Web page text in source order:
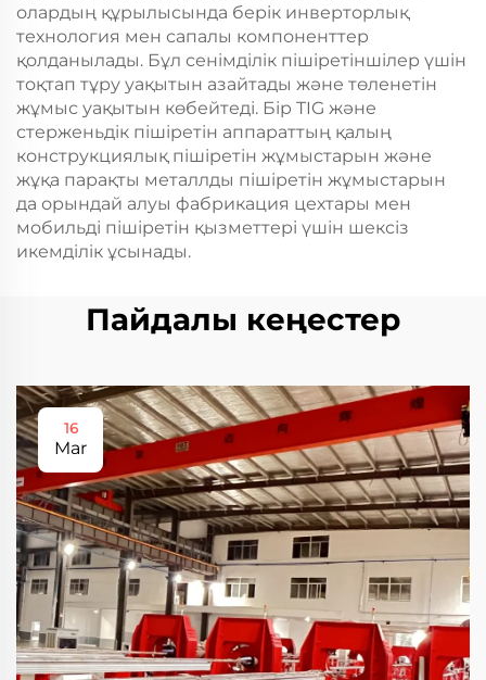
олардың құрылысында берік инверторлық
технология мен сапалы компоненттер
қолданылады. Бұл сенімділік пішіретіншілер үшін
тоқтап тұру уақытын азайтады және төленетін
жұмыс уақытын көбейтеді. Бір TIG және
стерженьдік пішіретін аппараттың қалың
конструкциялық пішіретін жұмыстарын және
жұқа парақты металлды пішіретін жұмыстарын
да орындай алуы фабрикация цехтары мен
мобильді пішіретін қызметтері үшін шексіз
икемділік ұсынады.
Пайдалы кеңестер
16
Mar